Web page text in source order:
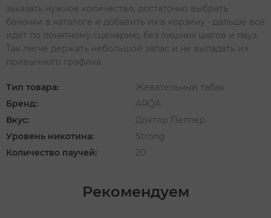
заказать нужное количество, достаточно выбрать
баночки в каталоге и добавить их в корзину - дальше всё
идёт по понятному сценарию, без лишних шагов и пауз.
Так легче держать небольшой запас и не выпадать из
привычного графика.
Тип товара:
Жевательный табак
Бренд:
ARQA
Вкус:
Доктор Пеппер
Уровень никотина:
Strong
Количество паучей:
20
Рекомендуем